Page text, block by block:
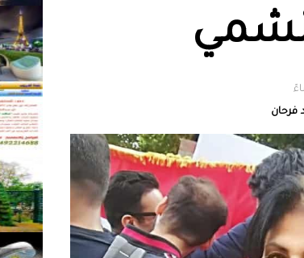
فرحان